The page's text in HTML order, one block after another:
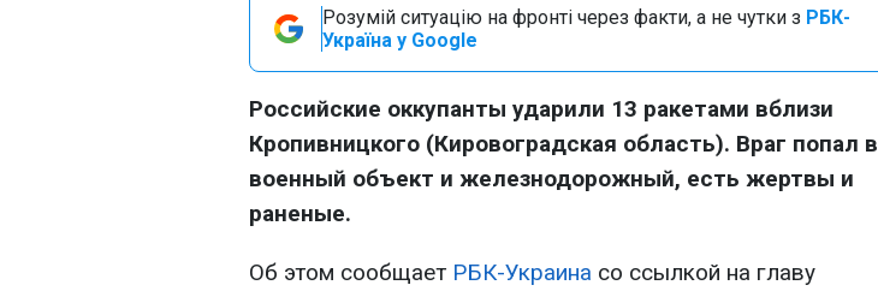
Розумій ситуацію на фронті через факти, а не чутки з РБК-
Україна у Google
Российские оккупанты ударили 13 ракетами вблизи
Кропивницкого (Кировоградская область). Враг попал в
военный объект и железнодорожный, есть жертвы и
раненые.
Об этом сообщает РБК-Украина со ссылкой на главу